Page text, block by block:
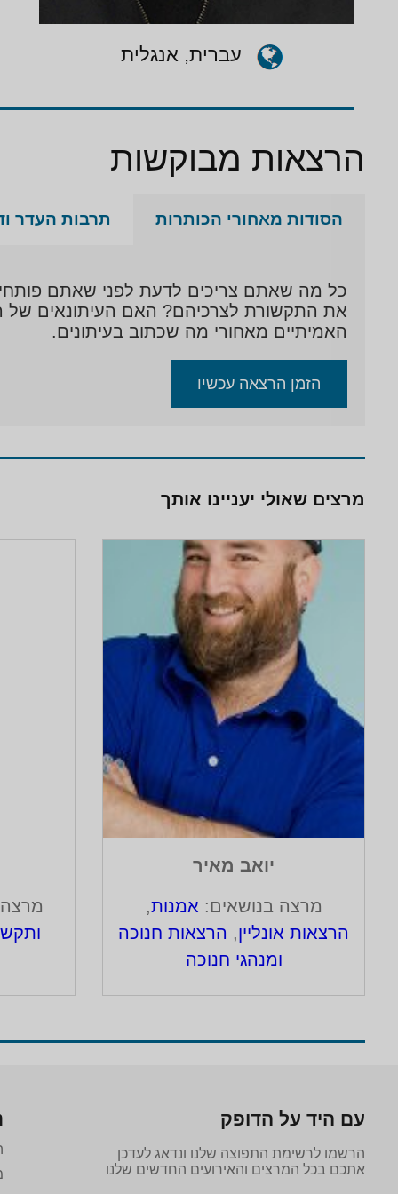
עברית, אנגלית
הרצאות מבוקשות
הסודות מאחורי הכותרות תרבות העדר
כל מה שאתם צריכים לדעת לפני שאתם פותחים
את התקשורת לצרכיהם? האם העיתונאים של
האמיתיים מאחורי מה שכתוב בעיתונים.
הזמן הרצאה עכשיו
מרצים שאולי יעניינו אותך
יואב מאיר
מרצה בנושאים: אמנות,
הרצאות אונליין, הרצאות חנוכה
ומנהגי חנוכה
עם היד על הדופק
הרשמו לרשימת התפוצה שלנו ונדאג לעדכן
אתכם בכל המרצים והאירועים החדשים שלנו